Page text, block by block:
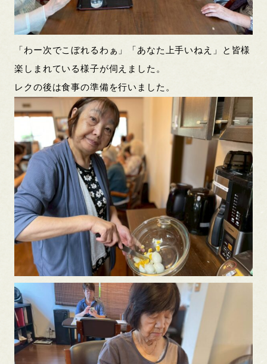
「わー次でこぼれるわぁ」「あなた上手いねえ」と皆様
楽しまれている様子が伺えました。
レクの後は食事の準備を行いました。